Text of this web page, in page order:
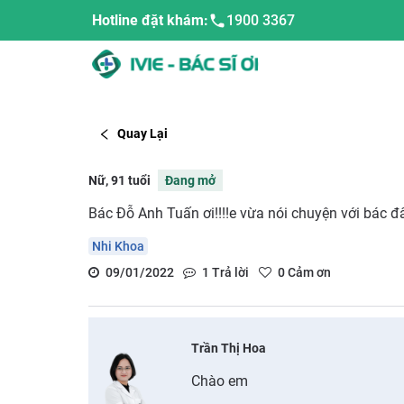
Hotline đặt khám: 1900 3367
Quay Lại
Nữ, 91 tuổi Đang mở
Bác Đỗ Anh Tuấn ơi!!!!e vừa nói chuyện với bác
Nhi Khoa
09/01/2022
1 Trả lời 0Cảm ơn
Trần Thị Hoa
Chào em